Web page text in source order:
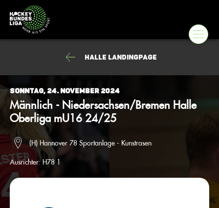
Halle Landingpage
Sonntag, 24. November 2024
Männlich - Niedersachsen/Bremen Halle
Oberliga mU16 24/25
(H) Hannover 78 Sportanlage - Kunstrasen
Ausrichter:H78 1